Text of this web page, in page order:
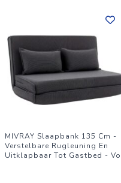
MIVRAY Slaapbank 135 Cm -
Verstelbare Rugleuning En
Uitklapbaar Tot Gastbed - Vo